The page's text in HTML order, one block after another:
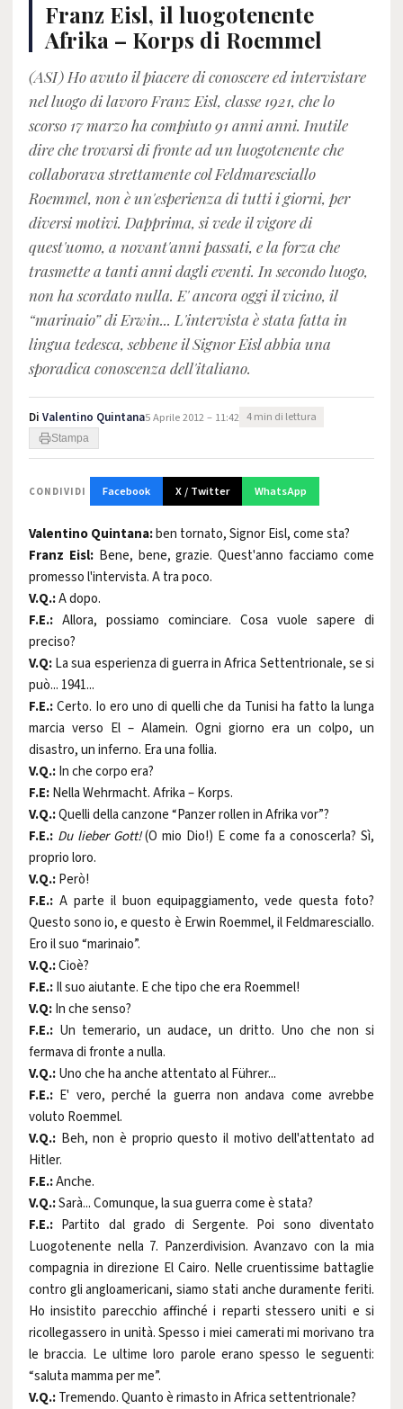
Franz Eisl, il luogotenente
Afrika – Korps di Roemmel
(ASI) Ho avuto il piacere di conoscere ed intervistare
nel luogo di lavoro Franz Eisl, classe 1921, che lo
scorso 17 marzo ha compiuto 91 anni anni. Inutile
dire che trovarsi di fronte ad un luogotenente che
collaborava strettamente col Feldmaresciallo
Roemmel, non è un'esperienza di tutti i giorni, per
diversi motivi. Dapprima, si vede il vigore di
quest'uomo, a novant'anni passati, e la forza che
trasmette a tanti anni dagli eventi. In secondo luogo,
non ha scordato nulla. E' ancora oggi il vicino, il
“marinaio” di Erwin... L'intervista è stata fatta in
lingua tedesca, sebbene il Signor Eisl abbia una
sporadica conoscenza dell'italiano.
Di Valentino Quintana5 Aprile 2012 – 11:42 4 min di lettura
Stampa
CONDIVIDI Facebook X / Twitter WhatsApp
Valentino Quintana:ben tornato, Signor Eisl, come sta?
Franz Eisl:Bene, bene, grazie. Quest'anno facciamo come
promesso l'intervista. A tra poco.
V.Q.:A dopo.
F.E.: Allora, possiamo cominciare. Cosa vuole sapere di
preciso?
V.Q:La sua esperienza di guerra in Africa Settentrionale, se si
può... 1941...
F.E.:Certo. Io ero uno di quelli che da Tunisi ha fatto la lunga
marcia verso El – Alamein. Ogni giorno era un colpo, un
disastro, un inferno. Era una follia.
V.Q.:In che corpo era?
F.E:Nella Wehrmacht. Afrika – Korps.
V.Q.:Quelli della canzone “Panzer rollen in Afrika vor”?
F.E.: Du lieber Gott!(O mio Dio!) E come fa a conoscerla? Sì,
proprio loro.
V.Q.:Però!
F.E.: A parte il buon equipaggiamento, vede questa foto?
Questo sono io, e questo è Erwin Roemmel, il Feldmaresciallo.
Ero il suo “marinaio”.
V.Q.:Cioè?
F.E.:Il suo aiutante. E che tipo che era Roemmel!
V.Q:In che senso?
F.E.: Un temerario, un audace, un dritto. Uno che non si
fermava di fronte a nulla.
V.Q.:Uno che ha anche attentato al Führer...
F.E.: E' vero, perché la guerra non andava come avrebbe
voluto Roemmel.
V.Q.: Beh, non è proprio questo il motivo dell'attentato ad
Hitler.
F.E.:Anche.
V.Q.:Sarà... Comunque, la sua guerra come è stata?
F.E.: Partito dal grado di Sergente. Poi sono diventato
Luogotenente nella 7. Panzerdivision. Avanzavo con la mia
compagnia in direzione El Cairo. Nelle cruentissime battaglie
contro gli angloamericani, siamo stati anche duramente feriti.
Ho insistito parecchio affinché i reparti stessero uniti e si
ricollegassero in unità. Spesso i miei camerati mi morivano tra
le braccia. Le ultime loro parole erano spesso le seguenti:
“saluta mamma per me”.
V.Q.:Tremendo. Quanto è rimasto in Africa settentrionale?